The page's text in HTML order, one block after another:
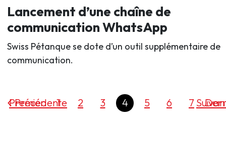
Lancement d’une chaîne de
communication WhatsApp
Swiss Pétanque se dote d’un outil supplémentaire de
communication.
Précédente
Premier 1 2 3 4 5 6 7